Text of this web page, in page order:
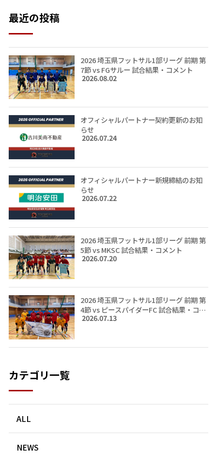
最近の投稿
2026 埼玉県フットサル1部リーグ 前期 第
7節 vs FGサルー 試合結果・コメント
2026.08.02
オフィシャルパートナー契約更新のお知
らせ
2026.07.24
オフィシャルパートナー新規締結のお知
らせ
2026.07.22
2026 埼玉県フットサル1部リーグ 前期 第
5節 vs MKSC 試合結果・コメント
2026.07.20
2026 埼玉県フットサル1部リーグ 前期 第
4節 vs ピースパイダーFC 試合結果・コメ
ント
2026.07.13
カテゴリ一覧
ALL
NEWS